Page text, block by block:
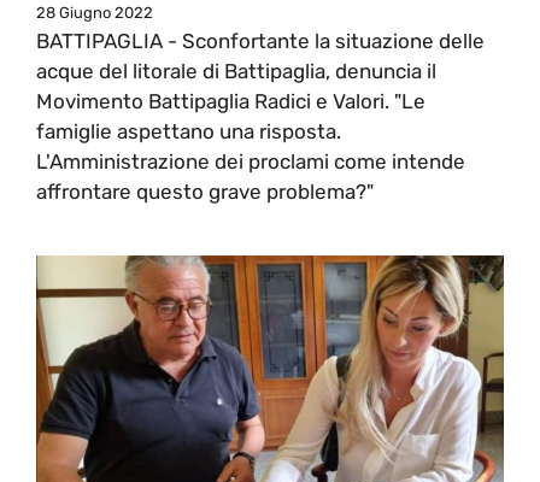
28 Giugno 2022
BATTIPAGLIA - Sconfortante la situazione delle
acque del litorale di Battipaglia, denuncia il
Movimento Battipaglia Radici e Valori. "Le
famiglie aspettano una risposta.
L'Amministrazione dei proclami come intende
affrontare questo grave problema?"